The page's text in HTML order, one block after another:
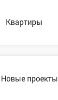
Квартиры
Новые проекты